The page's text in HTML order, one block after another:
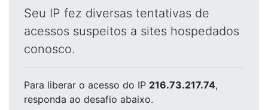
Seu IP fez diversas tentativas de
acessos suspeitos a sites hospedados
conosco.
Para liberar o acesso do IP 216.73.217.74,
responda ao desafio abaixo.